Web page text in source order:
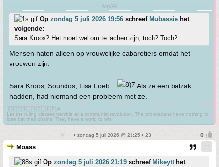
Any/All
Op zondag 5 juli 2026 19:56 schreef Mubassie het
volgende:
Sara Kroos? Het moet wel om te lachen zijn, toch? Toch?
Mensen haten alleen op vrouwelijke cabaretiers omdat het
vrouwen zijn.
Sara Kroos, Soundos, Lisa Loeb...
Als ze een balzak
hadden, had niemand een probleem met ze.
🇨🇳🇻🇳🇱🇦🇨🇺🇰🇵☭
Let the ruling classes tremble at a communist revolution. The proletarians have nothing to
lose but their chains. They have a world to win.
• zondag 5 juli 2026 @ 21:25 • 23
Moass
Op zondag 5 juli 2026 21:19 schreef Mikeytt het